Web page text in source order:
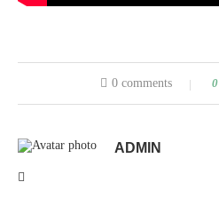
0 comments 0
ADMIN